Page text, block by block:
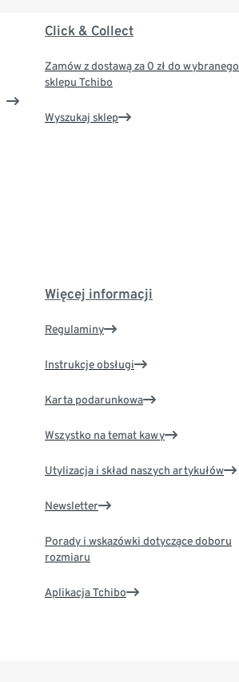
Click & Collect
Zamów z dostawą za 0 zł do wybranego
sklepu Tchibo
Wyszukaj sklep
Więcej informacji
Regulaminy
Instrukcje obsługi
Karta podarunkowa
Wszystko na temat kawy
Utylizacja i skład naszych artykułów
Newsletter
Porady i wskazówki dotyczące doboru
rozmiaru
Aplikacja Tchibo